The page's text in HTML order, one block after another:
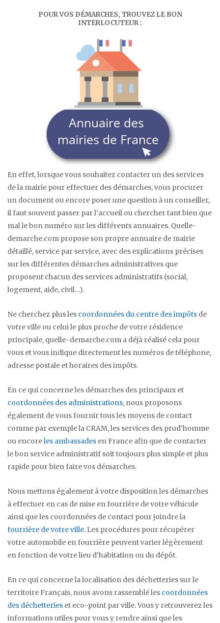
POUR VOS DÉMARCHES, TROUVEZ LE BON
INTERLOCUTEUR :
En effet, lorsque vous souhaitez contacter un des services
de la mairie pour effectuer des démarches, vous procurer
un document ou encore poser une question à un conseiller,
il faut souvent passer par l’accueil ou chercher tant bien que
mal le bon numéro sur les différents annuaires. Quelle-
demarche.com propose son propre annuaire de mairie
détaillé, service par service, avec des explications précises
sur les différentes démarches administratives que
proposent chacun des services administratifs (social,
logement, aide, civil…).
Ne cherchez plus les coordonnées du centre des impôts de
votre ville ou celui le plus proche de votre résidence
principale, quelle-demarche.com a déjà réalisé cela pour
vous et vous indique directement les numéros de téléphone,
adresse postale et horaires des impôts.
En ce qui concerne les démarches des principaux et
coordonnées des administrations, nous proposons
également de vous fournir tous les moyens de contact
comme par exemple la CRAM, les services des prud’homme
ou encoreles ambassades en France afin que de contacter
le bon service administratif soit toujours plus simple et plus
rapide pour bien faire vos démarches.
Nous mettons également à votre disposition les démarches
à effectuer en cas de mise en fourrière de votre véhicule
ainsi que les coordonnées de contact pour joindre la
fourrière de votre ville. Les procédures pour récupérer
votre automobile en fourrière peuvent varier légèrement
en fonction de votre lieu d’habitation ou du dépôt.
En ce qui concerne la localisation des déchetteries sur le
territoire Français, nous avons rassemblé les coordonnées
des déchetteries et eco-point par ville. Vous y retrouverez les
informations utiles pour vous y rendre ainsi que les